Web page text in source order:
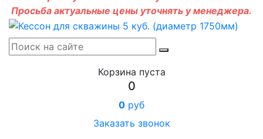
Просьба актуальные цены уточнять у менеджера.
Корзина пуста
0
0 руб
Заказать звонок